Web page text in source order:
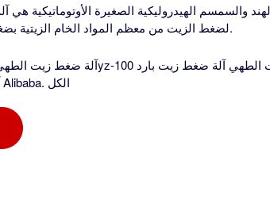
والسمسم الهيدروليكية الصغيرة الأوتوماتيكية
لضغط الزيت من معظم المواد الخام الزيتية بضغط عالٍ للغاية 60 ميجا باسكال.
آلة ضغط زيت أوتوماتيكية على Alibaba. الكل